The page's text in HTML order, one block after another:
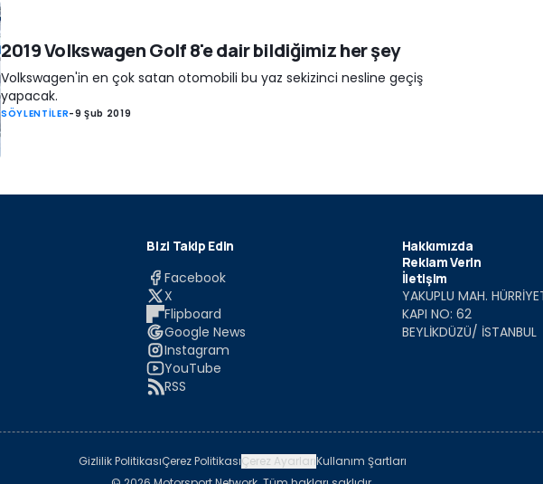
2019 Volkswagen Golf 8'e dair bildiğimiz her şey
Volkswagen'in en çok satan otomobili bu yaz sekizinci nesline geçiş
yapacak.
SÖYLENTİLER-9 Şub 2019
Bizi Takip Edin
Facebook
X
Flipboard
Google News
Instagram
YouTube
RSS
Hakkımızda
Reklam Verin
İletişim
YAKUPLU MAH.
KAPI NO: 62
BEYLİKDÜZÜ/ İSTANBUL
Gizlilik PolitikasıÇerez PolitikasıÇerez AyarlarıKullanım Şartları